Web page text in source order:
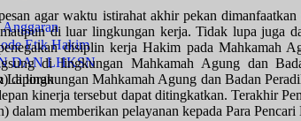
Anggaran
Etik Hakim
DAN LHKSN
Laporan
agar waktu istirahat akhir pekan
di luar lingkungan kerja. Tidak lupa juga
disiplin kerja Hakim pada Mahkamah
di lingkungan Mahkamah Agung dan
di lingkungan Mahkamah Agung dan Badan
kinerja tersebut dapat ditingkatkan. Terakhir
dalam memberikan pelayanan kepada Para Pencari